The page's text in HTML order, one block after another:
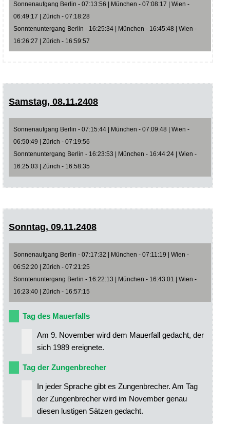
Sonnenaufgang Berlin - 07:13:56 | München - 07:08:17 | Wien -
06:49:17 | Zürich - 07:18:28
Sonntenuntergang Berlin - 16:25:34 | München - 16:45:48 | Wien -
16:26:27 | Zürich - 16:59:57
Samstag, 08.11.2408
Sonnenaufgang Berlin - 07:15:44 | München - 07:09:48 | Wien -
06:50:49 | Zürich - 07:19:56
Sonntenuntergang Berlin - 16:23:53 | München - 16:44:24 | Wien -
16:25:03 | Zürich - 16:58:35
Sonntag, 09.11.2408
Sonnenaufgang Berlin - 07:17:32 | München - 07:11:19 | Wien -
06:52:20 | Zürich - 07:21:25
Sonntenuntergang Berlin - 16:22:13 | München - 16:43:01 | Wien -
16:23:40 | Zürich - 16:57:15
Tag des Mauerfalls
Am 9. November wird dem Mauerfall gedacht, der
sich 1989 ereignete.
Tag der Zungenbrecher
In jeder Sprache gibt es Zungenbrecher. Am Tag
der Zungenbrecher wird im November genau
diesen lustigen Sätzen gedacht.